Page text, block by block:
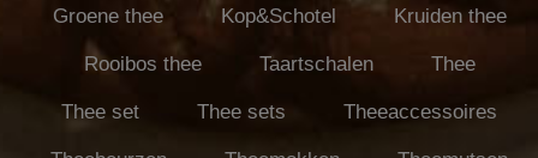
Groene thee Kop&Schotel Kruiden thee
Rooibos thee Taartschalen Thee
Thee set Thee sets Theeaccessoires